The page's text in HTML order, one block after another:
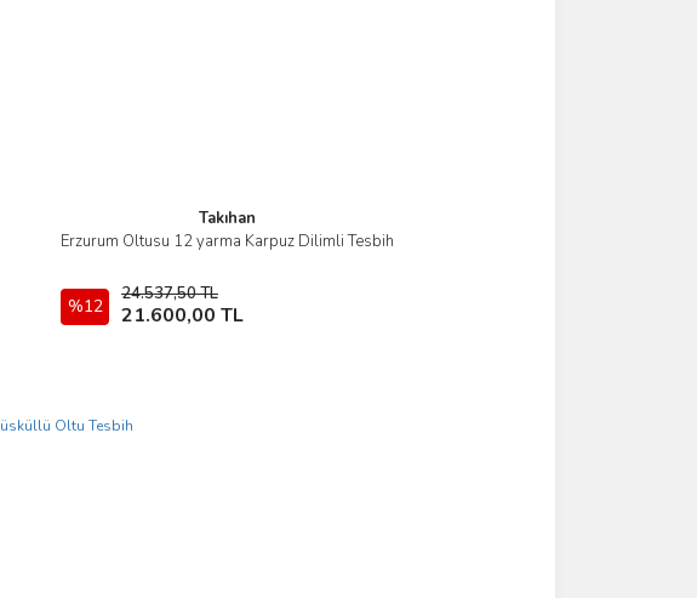
Takıhan
Erzurum Oltusu 12 yarma Karpuz Dilimli Tesbih
%12
24.537,50 TL
21.600,00 TL
İncele
Sepete Ekle